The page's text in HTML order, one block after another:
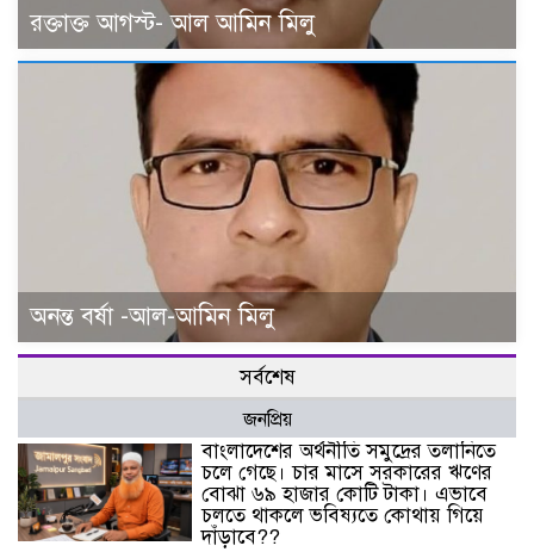
রক্তাক্ত আগস্ট- আল আমিন মিলু
অনন্ত বর্ষা -আল-আমিন মিলু
সর্বশেষ
জনপ্রিয়
বাংলাদেশের অর্থনীতি সমুদ্রের তলানিতে
চলে গেছে। চার মাসে সরকারের ঋণের
বোঝা ৬৯ হাজার কোটি টাকা। এভাবে
চলতে থাকলে ভবিষ্যতে কোথায় গিয়ে
দাঁড়াবে??